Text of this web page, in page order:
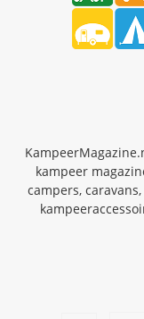
kampeer
campers,